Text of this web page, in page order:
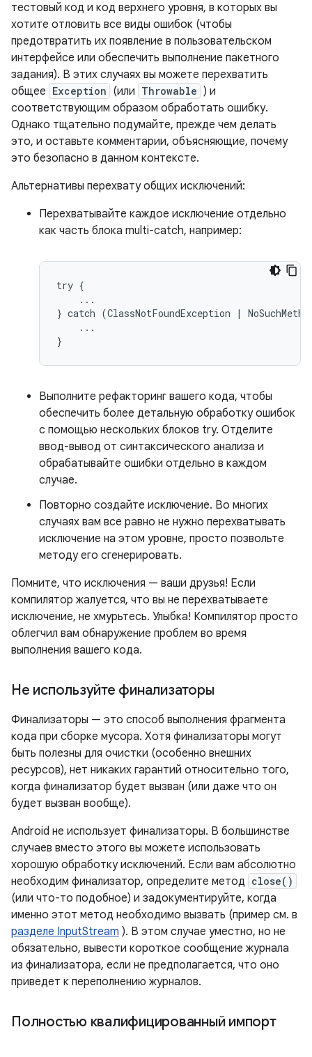
тестовый код и код верхнего уровня, в которых вы
хотите отловить все виды ошибок (чтобы
предотвратить их появление в пользовательском
интерфейсе или обеспечить выполнение пакетного
задания). В этих случаях вы можете перехватить
общее Exception (или Throwable ) и
соответствующим образом обработать ошибку.
Однако тщательно подумайте, прежде чем делать
это, и оставьте комментарии, объясняющие, почему
это безопасно в данном контексте.
Альтернативы перехвату общих исключений:
Перехватывайте каждое исключение отдельно
как часть блока multi-catch, например:
try {
    ...
} catch (ClassNotFoundException |
    ...
}
Выполните рефакторинг вашего кода, чтобы
обеспечить более детальную обработку ошибок
с помощью нескольких блоков try. Отделите
ввод-вывод от синтаксического анализа и
обрабатывайте ошибки отдельно в каждом
случае.
Повторно создайте исключение. Во многих
случаях вам все равно не нужно перехватывать
исключение на этом уровне, просто позвольте
методу его сгенерировать.
Помните, что исключения — ваши друзья! Если
компилятор жалуется, что вы не перехватываете
исключение, не хмурьтесь. Улыбка! Компилятор просто
облегчил вам обнаружение проблем во время
выполнения вашего кода.
Не используйте финализаторы
Финализаторы — это способ выполнения фрагмента
кода при сборке мусора. Хотя финализаторы могут
быть полезны для очистки (особенно внешних
ресурсов), нет никаких гарантий относительно того,
когда финализатор будет вызван (или даже что он
будет вызван вообще).
Android не использует финализаторы. В большинстве
случаев вместо этого вы можете использовать
хорошую обработку исключений. Если вам абсолютно
необходим финализатор, определите метод close()
(или что-то подобное) и задокументируйте, когда
именно этот метод необходимо вызвать (пример см. в
разделе InputStream ). В этом случае уместно, но не
обязательно, вывести короткое сообщение журнала
из финализатора, если не предполагается, что оно
приведет к переполнению журналов.
Полностью квалифицированный импорт